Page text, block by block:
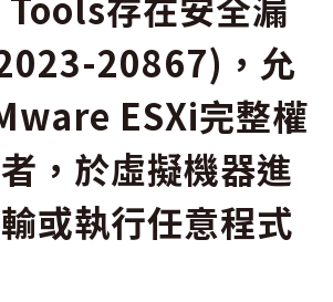
20867)，允
ESXi完整權
，於虛擬機器進
或執行任意程式